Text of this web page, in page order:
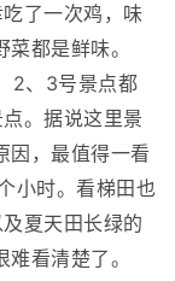
了一次鸡，味
都是鲜味。
2、3号景点都
。据说这里景
因，最值得一看
小时。看梯田也
夏天田长绿的
看清楚了。